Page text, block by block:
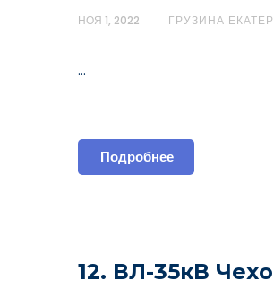
НОЯ 1, 2022 ГРУЗИНА
…
Подробнее
12. ВЛ-35кВ